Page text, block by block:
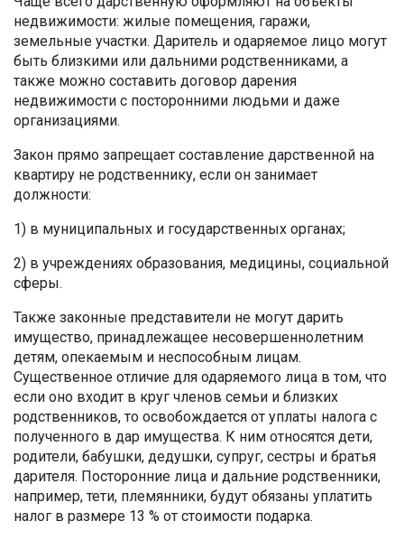
недвижимости: жилые помещения, гаражи,
земельные участки. Даритель и одаряемое лицо могут
быть близкими или дальними родственниками, а
также можно составить договор дарения
недвижимости с посторонними людьми и даже
организациями.
Закон прямо запрещает составление дарственной на
квартиру не родственнику, если он занимает
должности:
1) в муниципальных и государственных органах;
2) в учреждениях образования, медицины, социальной
сферы.
Также законные представители не могут дарить
имущество, принадлежащее несовершеннолетним
детям, опекаемым и неспособным лицам.
Существенное отличие для одаряемого лица в том, что
если оно входит в круг членов семьи и близких
родственников, то освобождается от уплаты налога с
полученного в дар имущества. К ним относятся дети,
родители, бабушки, дедушки, супруг, сестры и братья
дарителя. Посторонние лица и дальние родственники,
например, тети, племянники, будут обязаны уплатить
налог в размере 13 % от стоимости подарка.